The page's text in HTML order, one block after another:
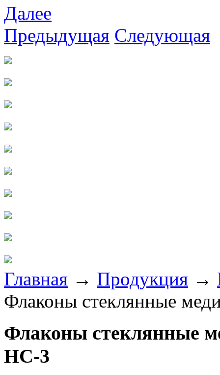
Далее
Предыдущая Следующая
Главная → Продукция →
Флаконы стеклянные
Флаконы стеклянные
НС-3